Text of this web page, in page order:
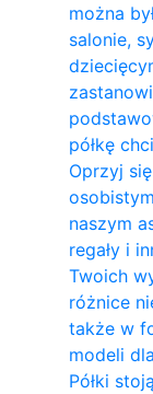
można
salonie,
półkę
Oprzyj
naszym
regały i
Twoich
różnice
także w
modeli
Półki